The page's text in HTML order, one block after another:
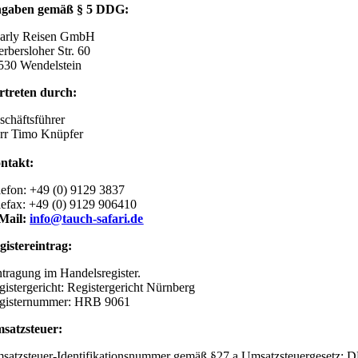
gemäß § 5 DDG:
Reisen GmbH
Str. 60
Wendelstein
durch:
Timo Knüpfer
+49 (0) 9129 3837
+49 (0) 9129 906410
info@tauch-safari.de
im Handelsregister.
Registergericht Nürnberg
HRB 9061